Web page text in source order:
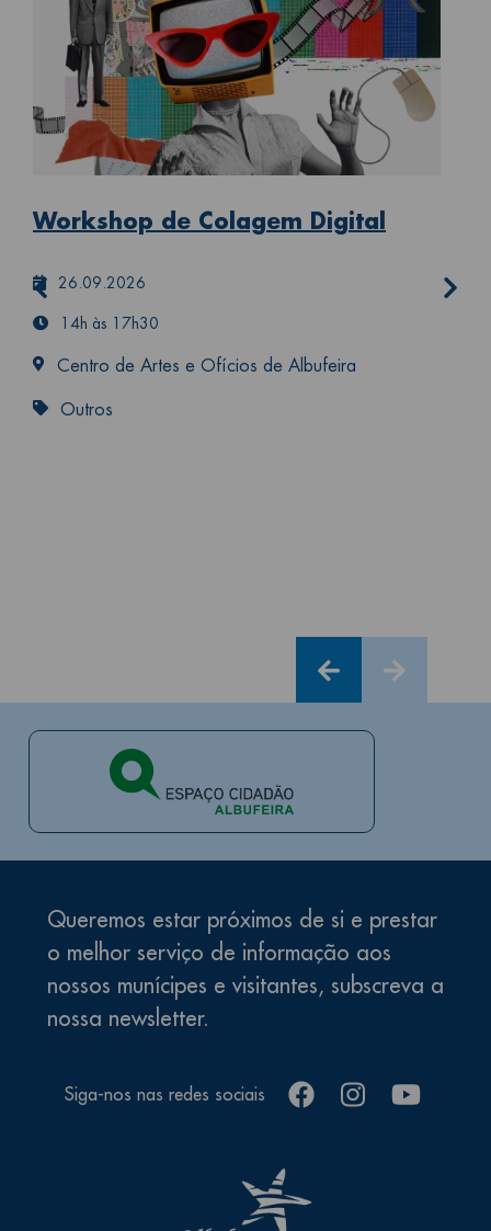
Workshop de Colagem Digital
26.09.2026
14h às 17h30
Centro de Artes e Ofícios de Albufeira
Outros
Queremos estar próximos de si e prestar
o melhor serviço de informação aos
nossos munícipes e visitantes, subscreva a
nossa newsletter.
Siga-nos nas redes sociais facebookinstagramyoutube